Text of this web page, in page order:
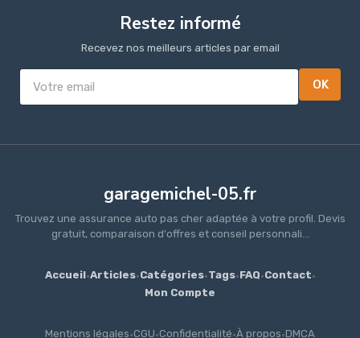
Restez informé
Recevez nos meilleurs articles par email
OK
garagemichel-05.fr
Trouvez une assurance auto pas cher adaptée à votre profil. Devis
gratuit, comparaison d'offres et conseil personnali...
Accueil·Articles·Catégories·Tags·FAQ·Contact·
Mon Compte
Mentions légales·CGU·Confidentialité·À propos·DMCA